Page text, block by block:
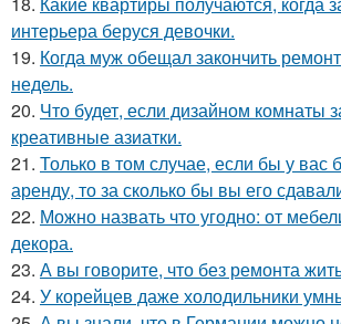
интерьера беруся девочки.
19. Когда муж обещал закончить
недель.
20. Что будет, если дизайном комнаты
креативные азиатки.
21. Только в том случае, если бы у вас
аренду, то за сколько бы вы его
22. Можно назвать что угодно: от
декора.
23. А вы говорите, что без ремонта
24. У корейцев даже холодильники